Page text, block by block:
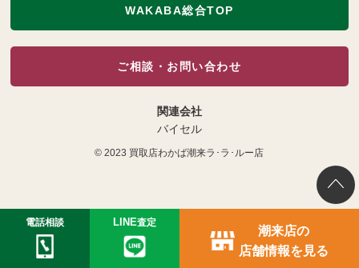
WAKABA総合TOP
ご相談・お問い合わせ
関連会社
バイセル
© 2023 買取店わかば潮来ラ･ラ･ルー店
電話相談 LINE査定
潮来店の
店舗情報を見る